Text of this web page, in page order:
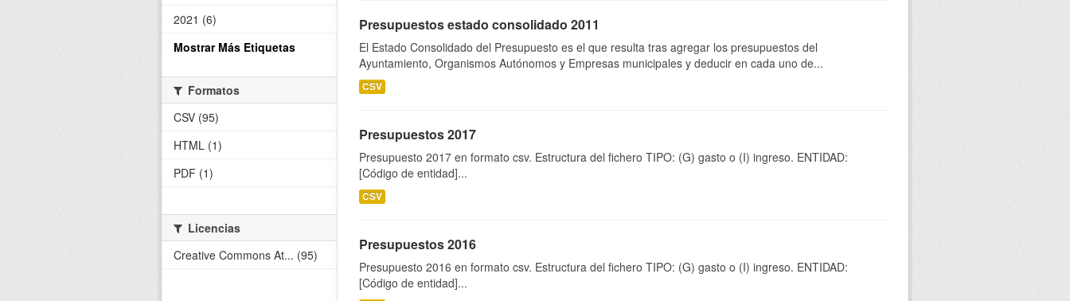
Presupuestos estado consolidado 2011
El Estado Consolidado del Presupuesto es el que resulta tras agregar los presupuestos del
Ayuntamiento, Organismos Autónomos y Empresas municipales y deducir en cada uno de...
CSV
Presupuestos 2017
Presupuesto 2017 en formato csv. Estructura del fichero TIPO: (G) gasto o (I) ingreso. ENTIDAD:
[Código de entidad]...
CSV
Presupuestos 2016
Presupuesto 2016 en formato csv. Estructura del fichero TIPO: (G) gasto o (I) ingreso. ENTIDAD:
[Código de entidad]...
2021 (6)
Mostrar Más Etiquetas
Formatos
CSV (95)
HTML (1)
PDF (1)
Licencias
Creative Commons At... (95)